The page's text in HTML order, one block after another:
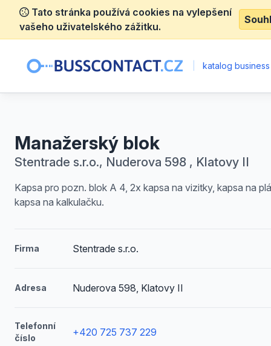
Tato stránka používá cookies na vylepšení
vašeho uživatelského zážitku.
katalog
Manažerský blok
Stentrade s.r.o., Nuderova 598 , Klatovy II
Kapsa pro pozn. blok A 4, 2x kapsa na vizitky, kapsa na
kapsa na kalkulačku.
Firma Stentrade s.r.o.
Adresa Nuderova 598, Klatovy II
Telefonní
číslo
+420 725 737 229